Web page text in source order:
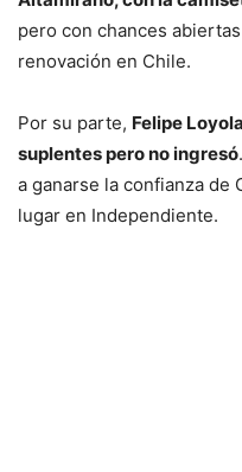
pero con chances
renovación en Chile.
Por su parte, Felipe
suplentes pero no ingresó
a ganarse la confianza de
lugar en Independiente.